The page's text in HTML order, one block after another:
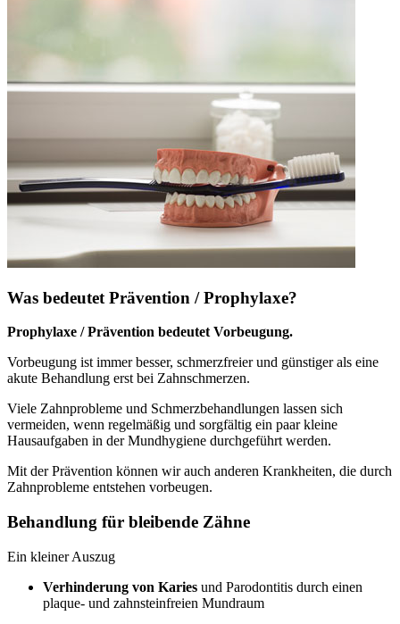
Was bedeutet Prävention / Prophylaxe?
Prophylaxe / Prävention bedeutet Vorbeugung.
Vorbeugung ist immer besser, schmerzfreier und günstiger als eine
akute Behandlung erst bei Zahnschmerzen.
Viele Zahnprobleme und Schmerzbehandlungen lassen sich
vermeiden, wenn regelmäßig und sorgfältig ein paar kleine
Hausaufgaben in der Mundhygiene durchgeführt werden.
Mit der Prävention können wir auch anderen Krankheiten, die durch
Zahnprobleme entstehen vorbeugen.
Behandlung für bleibende Zähne
Ein kleiner Auszug
Verhinderung von Karies und Parodontitis durch einen
plaque- und zahnsteinfreien Mundraum